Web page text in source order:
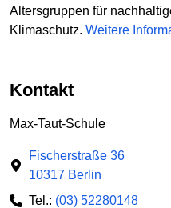
Altersgruppen für
Klimaschutz. Weitere
Kontakt
Max-Taut-Schule
Fischerstraße 36
10317 Berlin
Tel.: (03) 52280148